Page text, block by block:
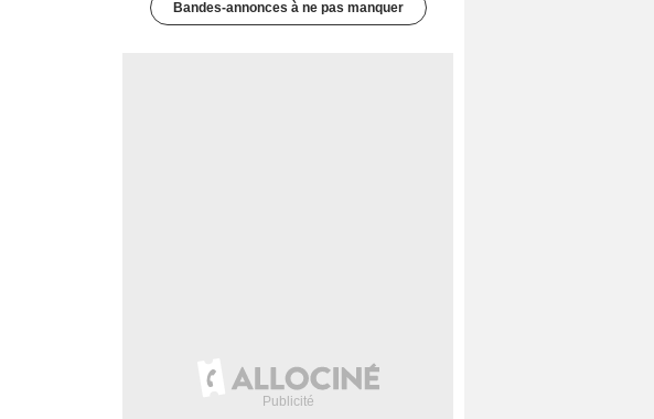
Bandes-annonces à ne pas manquer